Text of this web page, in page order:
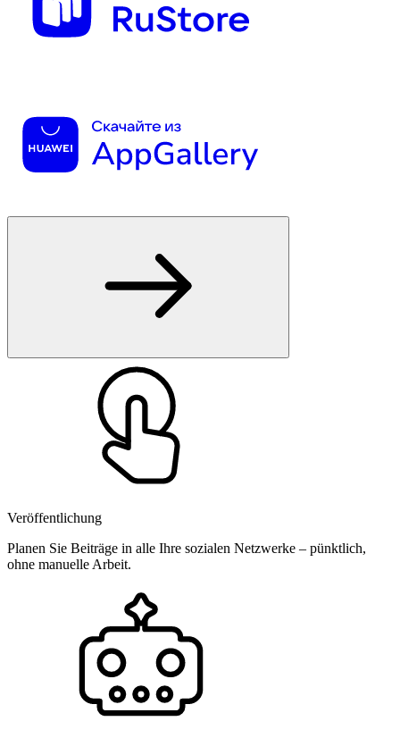
Veröffentlichung
Planen Sie Beiträge in alle Ihre sozialen Netzwerke – pünktlich,
ohne manuelle Arbeit.